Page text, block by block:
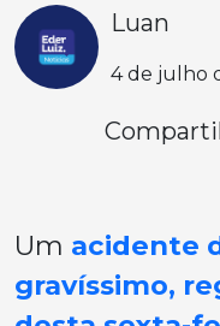
Luan
4 de julho
Um acidente
gravíssimo,